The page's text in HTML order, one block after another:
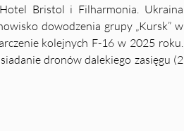
Bristol i Filharmonia. Ukraina
dowodzenia grupy „Kursk” w
kolejnych F-16 w 2025 roku.
dronów dalekiego zasięgu (2